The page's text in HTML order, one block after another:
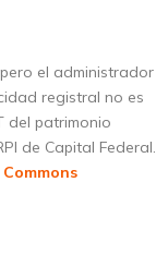
el administrador
registral no es
del patrimonio
de Capital Federal.